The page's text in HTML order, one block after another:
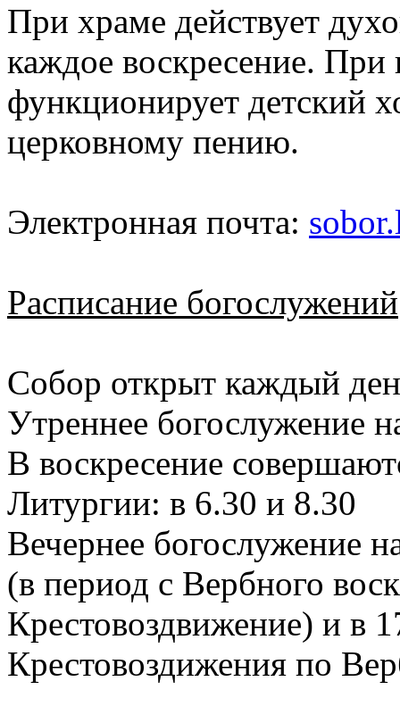
При храме действует
каждое воскресение. При
функционирует детский
церковному пению.
Электронная почта:
Расписание богослужений
Собор открыт каждый
Утреннее богослужение
В воскресение
Литургии: в 6.30 и 8.30
Вечернее богослужение
(в период с Вербного
Крестовоздвижение) и в
Крестовоздижения по